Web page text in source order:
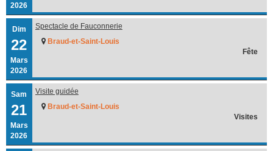
2026
Dim
22
Mars
2026
Spectacle de Fauconnerie
Braud-et-Saint-Louis
Fête
Sam
21
Mars
2026
Visite guidée
Braud-et-Saint-Louis
Visites